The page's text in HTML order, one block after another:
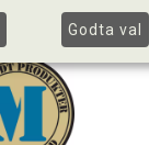
Godta val